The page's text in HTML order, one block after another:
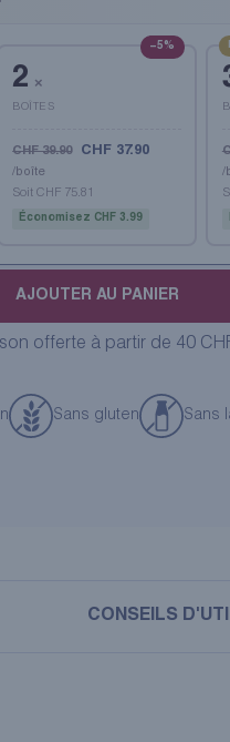
−5%
2 ×
BOÎTES
CHF 39.90 CHF 37.90
/boîte
Soit CHF 75.81
Économisez CHF 3.99
/
AJOUTER AU PANIER
offerte à partir de 40
Sans gluten Sans
CONSEILS